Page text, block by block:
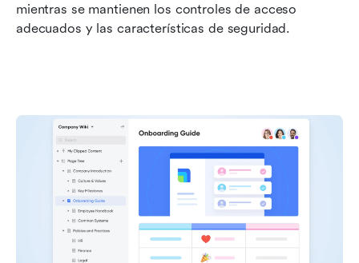
mientras se mantienen los controles de acceso
adecuados y las características de seguridad.